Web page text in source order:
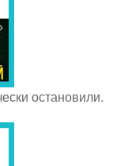
остановили.